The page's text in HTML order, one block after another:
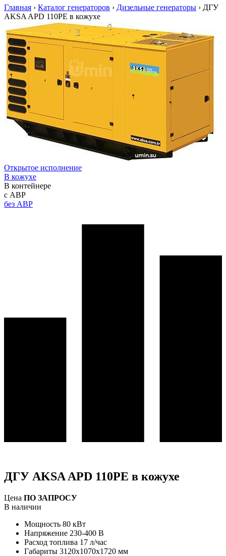
Главная › Каталог генераторов › Дизельные генераторы › ДГУ
AKSA APD 110PE в кожухе
Открытое исполнение
В кожухе
В контейнере
с АВР
без АВР
ДГУ AKSA APD 110PE в кожухе
Цена ПО ЗАПРОСУ
В наличии
Мощность 80 кВт
Напряжение 230-400 В
Расход топлива 17 л/час
Габариты 3120x1070x1720 мм